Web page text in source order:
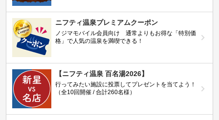
ニフティ温泉プレミアムクーポン
ノジマモバイル会員向け 通常よりもお得な「特別価
格」で人気の温泉を満喫できる！
【ニフティ温泉 百名湯2026】
行ってみたい施設に投票してプレゼントを当てよう！
（全10回開催 / 合計260名様）